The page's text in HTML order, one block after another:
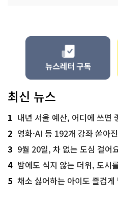
최신 뉴스
1 내년 서울 예산, 어디에 쓰면
2 영화·AI 등 192개 강좌 쏟아
3 9월 20일, 차 없는 도심 걸어요…'
4 밤에도 식지 않는 더위, 도시
5 채소 싫어하는 아이도 즐겁게 냠냠!